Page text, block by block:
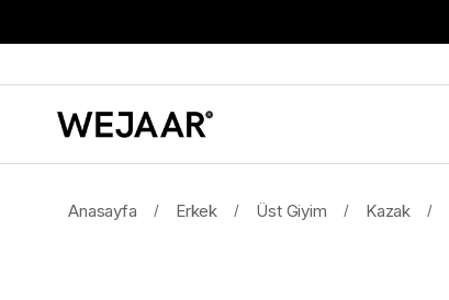
Anasayfa Erkek Üst Giyim Kazak